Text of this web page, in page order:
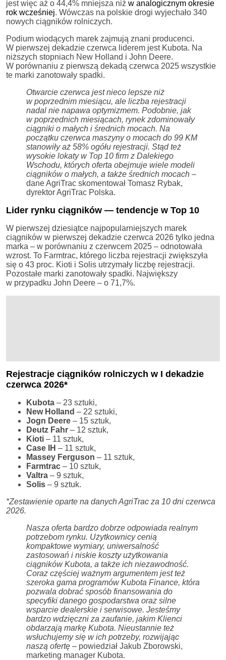
jest więc aż o 44,4% mniejsza niż w analogicznym okresie
rok wcześniej. Wówczas na polskie drogi wyjechało 340
nowych ciągników rolniczych.
Podium wiodących marek zajmują znani producenci.
W pierwszej dekadzie czerwca liderem jest Kubota. Na
niższych stopniach New Holland i John Deere.
W porównaniu z pierwszą dekadą czerwca 2025 wszystkie
te marki zanotowały spadki.
Otwarcie czerwca jest nieco lepsze niż
w poprzednim miesiącu, ale liczba rejestracji
nadal nie napawa optymizmem. Podobnie, jak
w poprzednich miesiącach, rynek zdominowały
ciągniki o małych i średnich mocach. Na
początku czerwca maszyny o mocach do 99 KM
stanowiły aż 58% ogółu rejestracji. Stąd też
wysokie lokaty w Top 10 firm z Dalekiego
Wschodu, których oferta obejmuje wiele modeli
ciągników o małych, a także średnich mocach –
dane AgriTrac skomentował Tomasz Rybak,
dyrektor AgriTrac Polska.
Lider rynku ciągników — tendencje w Top 10
W pierwszej dziesiątce najpopularniejszych marek
ciągników w pierwszej dekadzie czerwca 2026 tylko jedna
marka – w porównaniu z czerwcem 2025 – odnotowała
wzrost. To Farmtrac, którego liczba rejestracji zwiększyła
się o 43 proc. Kioti i Solis utrzymały liczbę rejestracji.
Pozostałe marki zanotowały spadki. Największy
w przypadku John Deere – o 71,7%.
Rejestracje ciągników rolniczych w I dekadzie
czerwca 2026*
Kubota – 23 sztuki,
New Holland – 22 sztuki,
Jogn Deere – 15 sztuk,
Deutz Fahr – 12 sztuk,
Kioti – 11 sztuk,
Case IH – 11 sztuk,
Massey Ferguson – 11 sztuk,
Farmtrac – 10 sztuk,
Valtra – 9 sztuk,
Solis – 9 sztuk.
*Zestawienie oparte na danych AgriTrac za 10 dni czerwca
2026.
Nasza oferta bardzo dobrze odpowiada realnym
potrzebom rynku. Użytkownicy cenią
kompaktowe wymiary, uniwersalność
zastosowań i niskie koszty użytkowania
ciągników Kubota, a także ich niezawodność.
Coraz częściej ważnym argumentem jest też
szeroka gama programów Kubota Finance, która
pozwala dobrać sposób finansowania do
specyfiki danego gospodarstwa oraz silne
wsparcie dealerskie i serwisowe. Jesteśmy
bardzo wdzięczni za zaufanie, jakim Klienci
obdarzają markę Kubota. Nieustannie też
wsłuchujemy się w ich potrzeby, rozwijając
naszą ofertę – powiedział Jakub Zborowski,
marketing manager Kubota.